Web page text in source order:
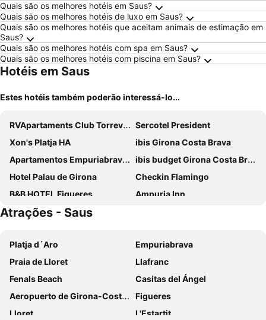
Quais são os melhores hotéis em Saus?
Quais são os melhores hotéis de luxo em Saus?
Quais são os melhores hotéis que aceitam animais de estimação em
Saus?
Quais são os melhores hotéis com spa em Saus?
Quais são os melhores hotéis com piscina em Saus?
Hotéis em Saus
Estes hotéis também poderão interessá-lo...
RVApartaments Club Torrevella
Sercotel President
Xon's Platja HA
ibis Girona Costa Brava
Apartamentos Empuriabrava Maurici Park
ibis budget Girona Costa Brava
Hotel Palau de Girona
Checkin Flamingo
B&B HOTEL Figueres
Ampuria Inn
Apartaments Comte d'Empuries
Hotel Emporda
La Masia
Hotel Pirineos Figueres by Pierre & Vacances
Hotel L'Escala Centre
Hostal Empúries
Mas Tulsà Casa Rural Girona
Hotel & Restaurant Figueres Parc
El Salats
Hotel Costabella
Hotel Divino by Fimedhotels
Atrações - Saus
Platja d´Aro
Empuriabrava
Praia de Lloret
Llafranc
Fenals Beach
Casitas del Ángel
Aeropuerto de Girona-Costa Brava
Figueres
Lloret
L'Estartit